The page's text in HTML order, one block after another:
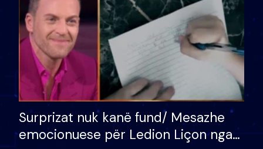
Surprizat nuk kanë fund/ Mesazhe
emocionuese për Ledion Liçon nga